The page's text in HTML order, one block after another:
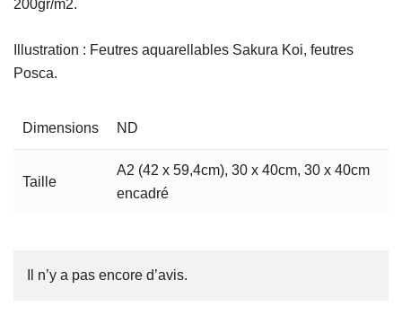
200gr/m2.
Illustration : Feutres aquarellables Sakura Koi, feutres
Posca.
Dimensions ND
Taille
A2 (42 x 59,4cm), 30 x 40cm, 30 x 40cm
encadré
Il n’y a pas encore d’avis.